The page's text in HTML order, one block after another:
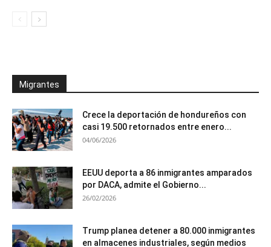
Migrantes
Crece la deportación de hondureños con
casi 19.500 retornados entre enero...
04/06/2026
EEUU deporta a 86 inmigrantes amparados
por DACA, admite el Gobierno...
26/02/2026
Trump planea detener a 80.000 inmigrantes
en almacenes industriales, según medios